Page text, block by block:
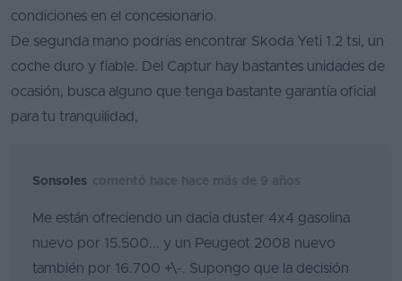
condiciones en el concesionario.
De segunda mano podrías encontrar Skoda Yeti 1.2 tsi, un
coche duro y fiable. Del Captur hay bastantes unidades de
ocasión, busca alguno que tenga bastante garantía oficial
para tu tranquilidad,
Sonsoles
Me están ofreciendo un dacia duster 4x4 gasolina
nuevo por 15.500... y un Peugeot 2008 nuevo
también por 16.700 +\-. Supongo que la decisión